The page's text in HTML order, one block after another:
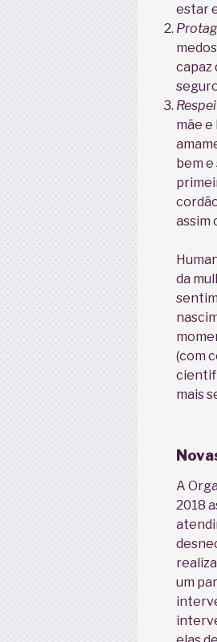
estar
capaz
mãe
bem
assim
da
(com
mais
A
2018
um